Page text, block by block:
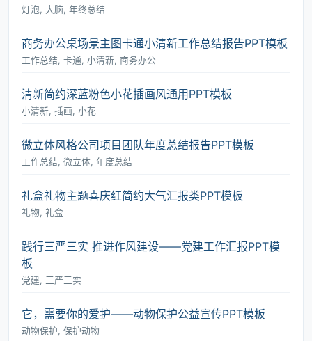
灯泡, 大脑, 年终总结
商务办公桌场景主图卡通小清新工作总结报告PPT模板
工作总结, 卡通, 小清新, 商务办公
清新简约深蓝粉色小花插画风通用PPT模板
小清新, 插画, 小花
微立体风格公司项目团队年度总结报告PPT模板
工作总结, 微立体, 年度总结
礼盒礼物主题喜庆红简约大气汇报类PPT模板
礼物, 礼盒
践行三严三实 推进作风建设――党建工作汇报PPT模
板
党建, 三严三实
它，需要你的爱护――动物保护公益宣传PPT模板
动物保护, 保护动物